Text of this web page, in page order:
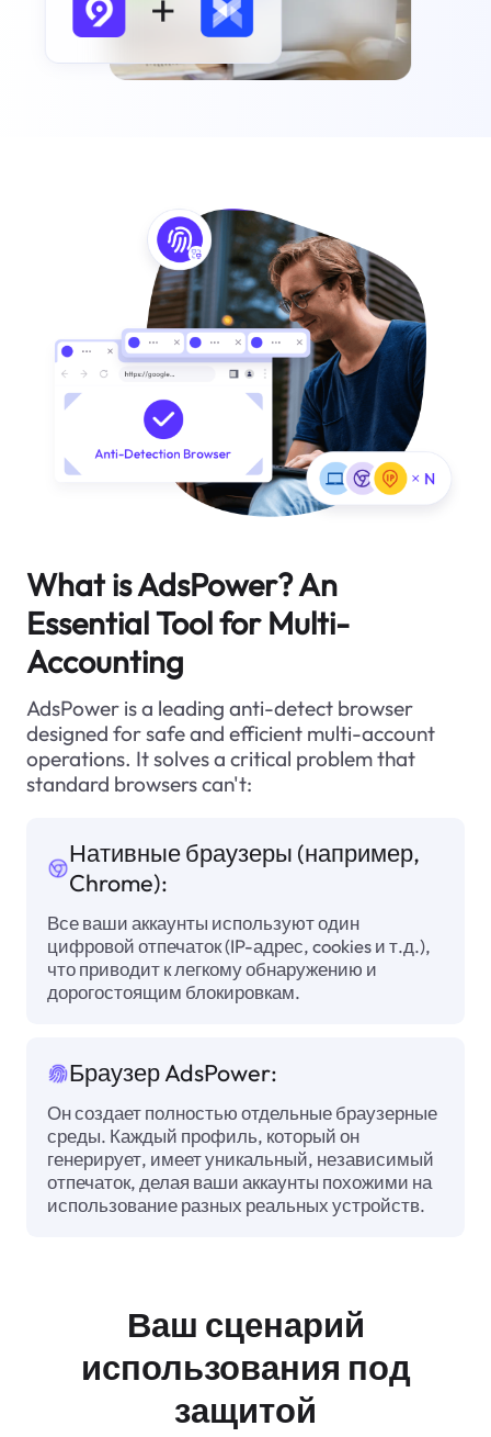
What is AdsPower? An
Essential Tool for Multi-
Accounting
AdsPower is a leading anti-detect browser
designed for safe and efficient multi-account
operations. It solves a critical problem that
standard browsers can't:
Нативные браузеры (например,
Chrome):
Все ваши аккаунты используют один
цифровой отпечаток (IP-адрес, cookies и т.д.),
что приводит к легкому обнаружению и
дорогостоящим блокировкам.
Браузер AdsPower:
Он создает полностью отдельные браузерные
среды. Каждый профиль, который он
генерирует, имеет уникальный, независимый
отпечаток, делая ваши аккаунты похожими на
использование разных реальных устройств.
Ваш сценарий
использования под
защитой